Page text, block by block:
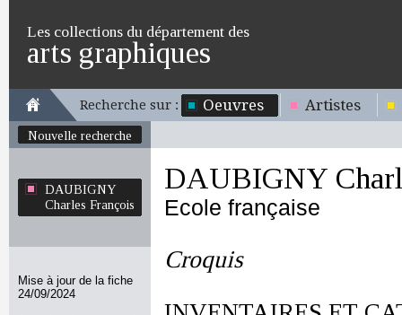
Les collections du département des
arts graphiques
Recherche sur : Oeuvres Artistes
Nouvelle recherche
DAUBIGNY
Charles François
Mise à jour de la fiche
24/09/2024
DAUBIGNY
Ecole française
Croquis